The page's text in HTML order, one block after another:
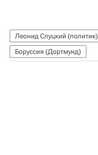
Леонид Слуцкий (политик)
Боруссия (Дортмунд)